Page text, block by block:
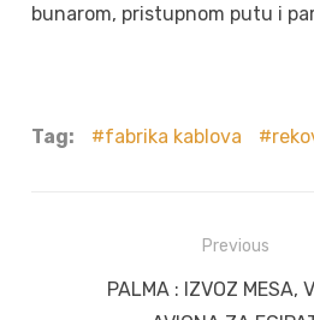
bunarom, pristupnom putu i
Tag: fabrika kablova
navigation
Previous
Previous
PALMA : IZVOZ MESA,